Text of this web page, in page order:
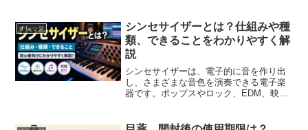
品にも「マイナスイオン機能」が搭載さ
れています。一方で、「健...
ナレッジ
シンセサイザーとは？仕組みや種
類、できることをわかりやすく解
説
シンセサイザーは、電子的に音を作り出
し、さまざまな音色を演奏できる電子楽
器です。ポップスやロック、EDM、映画
せない存在となっています。しかし、